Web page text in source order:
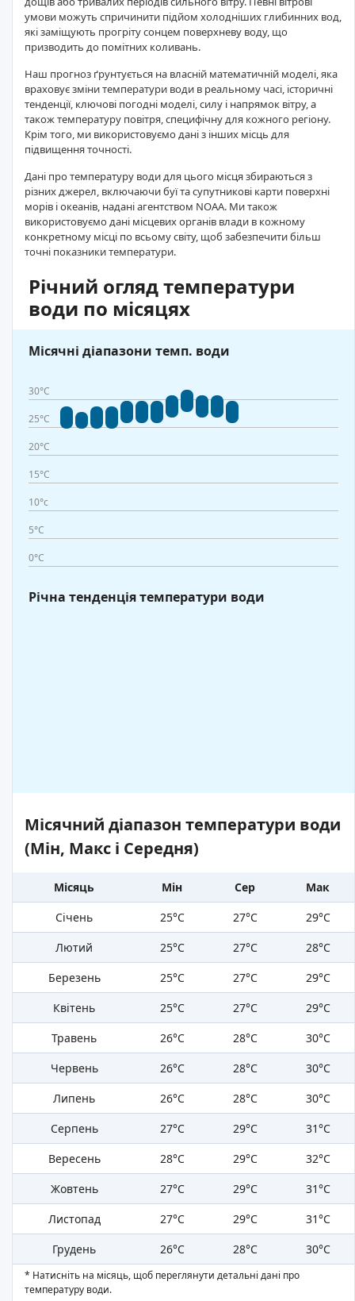
умови можуть спричинити підйом холодніших глибинних вод,
які заміщують прогріту сонцем поверхневу воду, що
призводить до помітних коливань.
Наш прогноз ґрунтується на власній математичній моделі, яка
враховує зміни температури води в реальному часі, історичні
тенденції, ключові погодні моделі, силу і напрямок вітру, а
також температуру повітря, специфічну для кожного регіону.
Крім того, ми використовуємо дані з інших місць для
підвищення точності.
Дані про температуру води для цього місця збираються з
різних джерел, включаючи буї та супутникові карти поверхні
морів і океанів, надані агентством NOAA. Ми також
використовуємо дані місцевих органів влади в кожному
конкретному місці по всьому світу, щоб забезпечити більш
точні показники температури.
Річний огляд температури
води по місяцях
Місячні діапазони темп. води
30°C
25°C
20°C
15°C
10°c
5°C
0°C
Річна тенденція температури води
Місячний діапазон температури води
(Мін, Макс і Середня)
Місяць Мін Сер
Мак
Січень
25°C 27°C
29°C
Лютий
25°C 27°C
28°C
Березень
25°C 27°C
29°C
Квітень
25°C 27°C
29°C
Травень
26°C 28°C
30°C
Червень
26°C 28°C
30°C
Липень
26°C 28°C
30°C
Серпень
27°C 29°C
31°C
Вересень
28°C 29°C
32°C
Жовтень
27°C 29°C
31°C
Листопад
27°C 29°C
31°C
Грудень
26°C 28°C 30°C
* Натисніть на місяць, щоб переглянути детальні дані про
температуру води.